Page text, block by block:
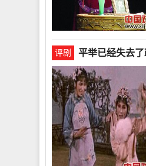
评剧 平举已经失去了